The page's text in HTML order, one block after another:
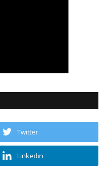
Twitter
Linkedin